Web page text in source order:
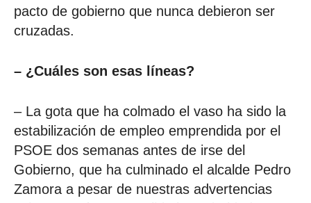
pacto de gobierno que nunca debieron ser
cruzadas.
– ¿Cuáles son esas líneas?
– La gota que ha colmado el vaso ha sido la
estabilización de empleo emprendida por el
PSOE dos semanas antes de irse del
Gobierno, que ha culminado el alcalde Pedro
Zamora a pesar de nuestras advertencias